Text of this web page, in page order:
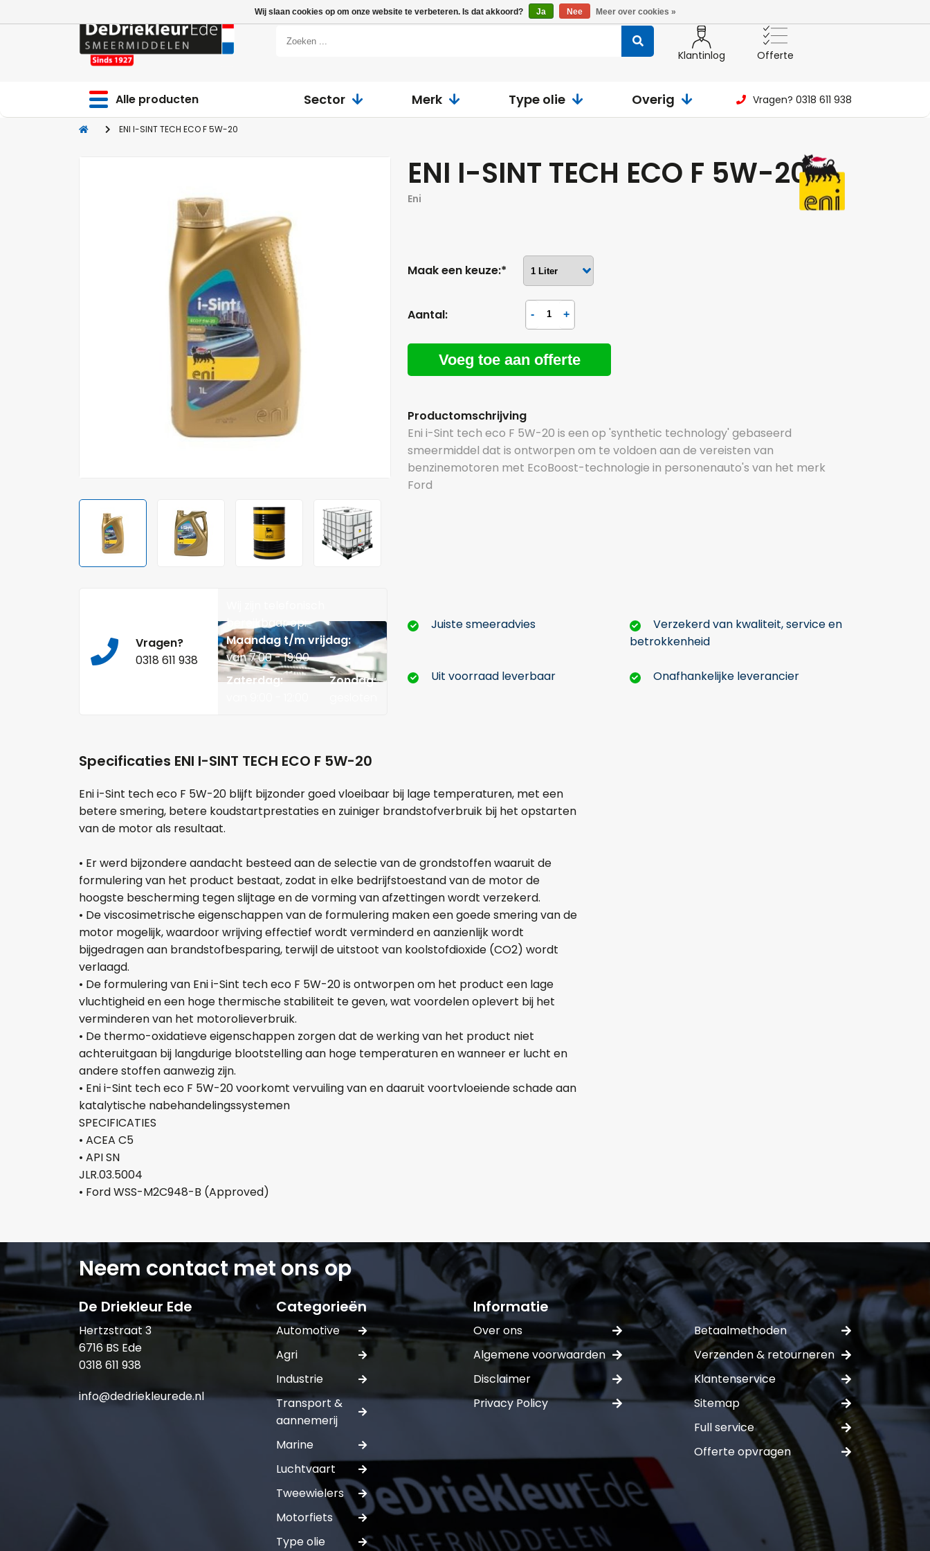
Klantinlog Offerte
Alle producten Sector Merk Type olie Overig Vragen? 0318 611 938
ENI I-SINT TECH ECO F 5W-20
ENI I-SINT TECH ECO F 5W-20
Eni
Maak een keuze:*
Aantal:
Voeg toe aan offerte
Productomschrijving
Eni i-Sint tech eco F 5W-20 is een op 'synthetic technology' gebaseerd
smeermiddel dat is ontworpen om te voldoen aan de vereisten van
benzinemotoren met EcoBoost-technologie in personenauto's van het merk
Ford
Vragen?
0318 611 938
bereikbaar op:
Maandag t/m vrijdag:
van 7:00 - 19:00
Zaterdag:
Zondag:
Juiste smeeradvies
Verzekerd van kwaliteit, service en
betrokkenheid
Uit voorraad leverbaar Onafhankelijke leverancier
Specificaties ENI I-SINT TECH ECO F 5W-20
Eni i-Sint tech eco F 5W-20 blijft bijzonder goed vloeibaar bij lage temperaturen, met een
betere smering, betere koudstartprestaties en zuiniger brandstofverbruik bij het opstarten
van de motor als resultaat.
• Er werd bijzondere aandacht besteed aan de selectie van de grondstoffen waaruit de
formulering van het product bestaat, zodat in elke bedrijfstoestand van de motor de
hoogste bescherming tegen slijtage en de vorming van afzettingen wordt verzekerd.
• De viscosimetrische eigenschappen van de formulering maken een goede smering van de
motor mogelijk, waardoor wrijving effectief wordt verminderd en aanzienlijk wordt
bijgedragen aan brandstofbesparing, terwijl de uitstoot van koolstofdioxide (CO2) wordt
verlaagd.
• De formulering van Eni i-Sint tech eco F 5W-20 is ontworpen om het product een lage
vluchtigheid en een hoge thermische stabiliteit te geven, wat voordelen oplevert bij het
verminderen van het motorolieverbruik.
• De thermo-oxidatieve eigenschappen zorgen dat de werking van het product niet
achteruitgaan bij langdurige blootstelling aan hoge temperaturen en wanneer er lucht en
andere stoffen aanwezig zijn.
• Eni i-Sint tech eco F 5W-20 voorkomt vervuiling van en daaruit voortvloeiende schade aan
katalytische nabehandelingssystemen
SPECIFICATIES
• ACEA C5
• API SN
JLR.03.5004
• Ford WSS-M2C948-B (Approved)
Hoeveel liter*:
Aantal
Opmerkingen:
Neem contact met ons op
De Driekleur Ede
Hertzstraat 3
6716 BS Ede
0318 611 938
info@dedriekleurede.nl
Categorieën
Automotive
Agri
Industrie
Transport &
aannemerij
Marine
Luchtvaart
Tweewielers
Motorfiets
Type olie
Informatie
Over ons
Algemene voorwaarden
Disclaimer
Privacy Policy
Betaalmethoden
Verzenden & retourneren
Klantenservice
Sitemap
Full service
Offerte opvragen
Wij slaan cookies op om onze website te verbeteren. Is dat akkoord? Ja Nee Meer over cookies »